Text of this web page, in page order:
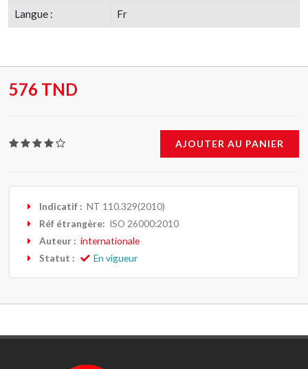
Langue : Fr
576 TND
AJOUTER AU PANIER
Indicatif : NT 110.329(2010)
Réf étrangère: ISO 26000:2010
Auteur : internationale
Statut :
En vigueur